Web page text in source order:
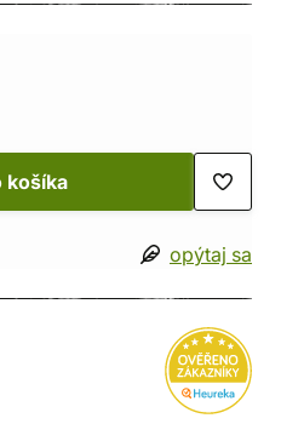
košíka
opýtaj sa